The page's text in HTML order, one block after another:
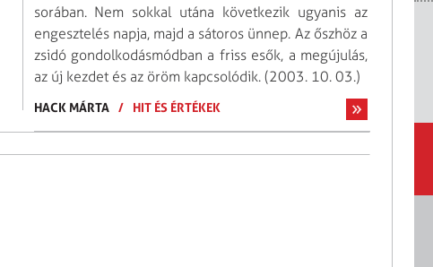
sorában. Nem sokkal utána következik ugyanis az
engesztelés napja, majd a sátoros ünnep. Az őszhöz a
zsidó gondolkodásmódban a friss esők, a megújulás,
az új kezdet és az öröm kapcsolódik. (2003. 10. 03.)
HACK MÁRTA / HIT ÉS ÉRTÉKEK